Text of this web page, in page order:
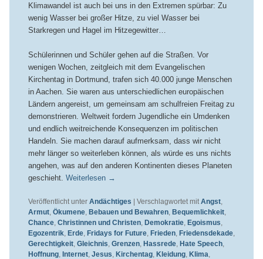
Klimawandel ist auch bei uns in den Extremen spürbar: Zu
wenig Wasser bei großer Hitze, zu viel Wasser bei
Starkregen und Hagel im Hitzegewitter…
Schülerinnen und Schüler gehen auf die Straßen. Vor
wenigen Wochen, zeitgleich mit dem Evangelischen
Kirchentag in Dortmund, trafen sich 40.000 junge Menschen
in Aachen. Sie waren aus unterschiedlichen europäischen
Ländern angereist, um gemeinsam am schulfreien Freitag zu
demonstrieren. Weltweit fordern Jugendliche ein Umdenken
und endlich weitreichende Konsequenzen im politischen
Handeln. Sie machen darauf aufmerksam, dass wir nicht
mehr länger so weiterleben können, als würde es uns nichts
angehen, was auf den anderen Kontinenten dieses Planeten
geschieht. Weiterlesen →
Veröffentlicht unter Andächtiges Verschlagwortet mit Angst,
Armut, Ökumene, Bebauen und Bewahren, Bequemlichkeit,
Chance, Christinnen und Christen, Demokratie, Egoismus,
Egozentrik, Erde, Fridays for Future, Frieden, Friedensdekade,
Gerechtigkeit, Gleichnis, Grenzen, Hassrede, Hate Speech,
Hoffnung, Internet, Jesus, Kirchentag, Kleidung, Klima,